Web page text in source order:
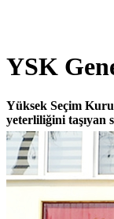
YSK
Yüksek Seçim
yeterliliğini taşıyan